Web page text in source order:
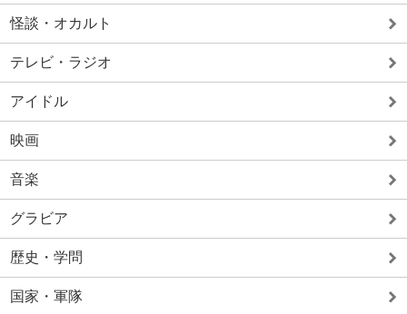
怪談・オカルト
テレビ・ラジオ
アイドル
映画
音楽
グラビア
歴史・学問
国家・軍隊